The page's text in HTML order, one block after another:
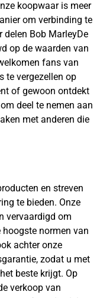
koopwaar is meer
om verbinding te
delen Bob MarleyDe
op de waarden van
fans van
te vergezellen op
of gewoon ontdekt
deel te nemen aan
met anderen die
en streven
te bieden. Onze
vervaardigd om
normen van
achter onze
zodat u met
beste krijgt. Op
verkoop van